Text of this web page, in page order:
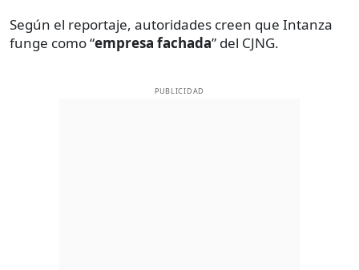
Según el reportaje, autoridades creen que Intanza
funge como “empresa fachada” del CJNG.
PUBLICIDAD